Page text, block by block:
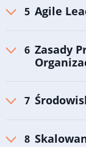
Agile
Zasady